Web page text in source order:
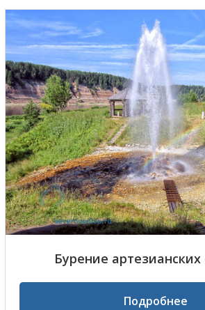
Бурение
Подробнее